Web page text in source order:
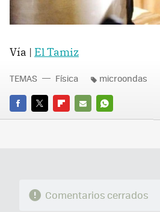
Vía | El Tamiz
FACEBOOK
TWITTERFLIPBOARD
E-
WHATSAPP
TEMAS Física microondas
Comentarios cerrados